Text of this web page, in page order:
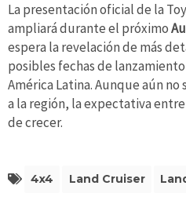
La presentación oficial de la
ampliará durante el próximo
espera la revelación de más
posibles fechas de
América Latina. Aunque aún
a la región, la expectativa
de crecer.
4x4 Land Cruiser